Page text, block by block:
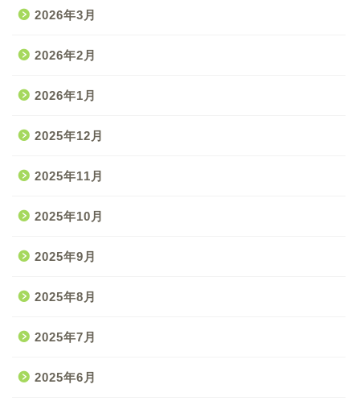
2026年3月
2026年2月
2026年1月
2025年12月
2025年11月
2025年10月
2025年9月
2025年8月
2025年7月
2025年6月